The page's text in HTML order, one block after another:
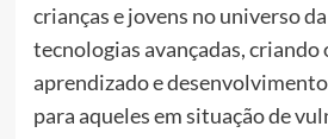
crianças e jovens no universo
tecnologias avançadas,
aprendizado e
para aqueles em situação de